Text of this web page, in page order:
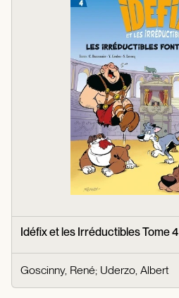
Idéfix et les Irréductibles Tome 4
Goscinny, René; Uderzo, Albert